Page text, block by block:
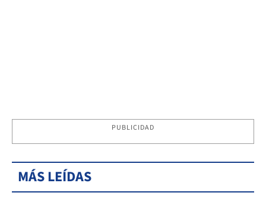
PUBLICIDAD
MÁS LEÍDAS